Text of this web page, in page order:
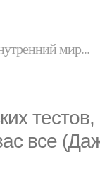
мир...
все